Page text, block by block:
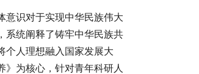
意识对于实现中华民族伟大
系统阐释了铸牢中华民族共
个人理想融入国家发展大
》为核心，针对青年科研人